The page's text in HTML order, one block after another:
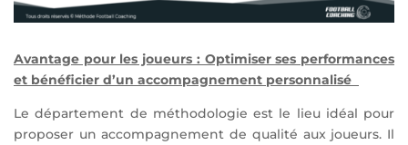
Avantage pour les joueurs : Optimiser ses performances
et bénéficier d’un accompagnement personnalisé
Le département de méthodologie est le lieu idéal pour
proposer un accompagnement de qualité aux joueurs. Il